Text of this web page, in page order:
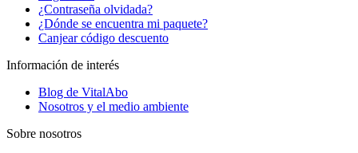
¿Contraseña olvidada?
¿Dónde se encuentra mi paquete?
Canjear código descuento
Información de interés
Blog de VitalAbo
Nosotros y el medio ambiente
Sobre nosotros